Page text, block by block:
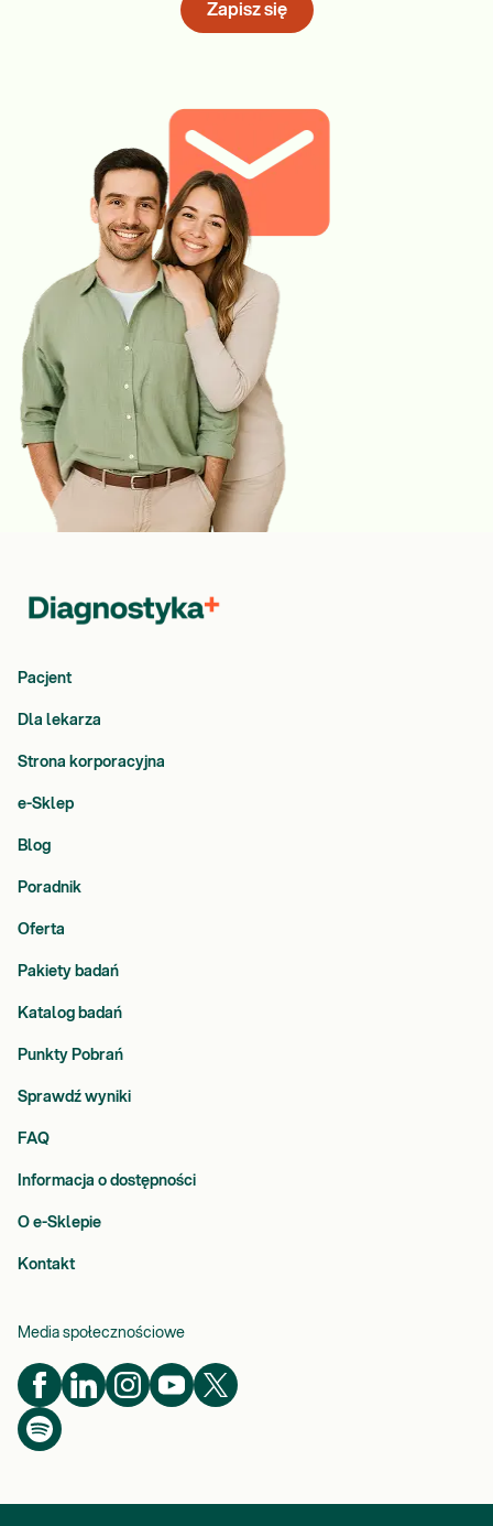
Zapisz się
Pacjent
Dla lekarza
Strona korporacyjna
e-Sklep
Blog
Poradnik
Oferta
Pakiety badań
Katalog badań
Punkty Pobrań
Sprawdź wyniki
FAQ
Informacja o dostępności
O e-Sklepie
Kontakt
Media społecznościowe